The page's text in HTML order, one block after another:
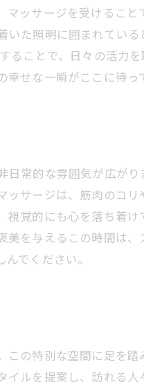
ッサージを受けること
いた照明に囲まれている
ることで、日々の活力
せな一瞬がここに待っ
常的な雰囲気が広がり
サージは、筋肉のコリ
覚的にも心を落ち着け
を与えるこの時間は、
でください。
の特別な空間に足を踏
ルを提案し、訪れる人